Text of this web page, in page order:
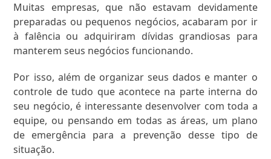
Muitas empresas, que não estavam devidamente
preparadas ou pequenos negócios, acabaram por ir
à falência ou adquiriram dívidas grandiosas para
manterem seus negócios funcionando.
Por isso, além de organizar seus dados e manter o
controle de tudo que acontece na parte interna do
seu negócio, é interessante desenvolver com toda a
equipe, ou pensando em todas as áreas, um plano
de emergência para a prevenção desse tipo de
situação.